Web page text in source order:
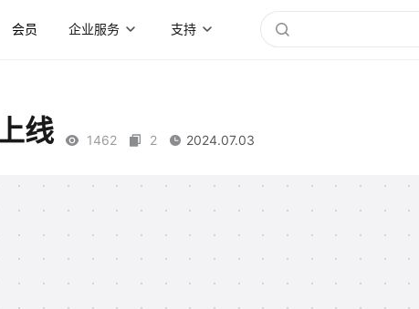
会员 企业服务 支持
线 1462 2 2024.07.03